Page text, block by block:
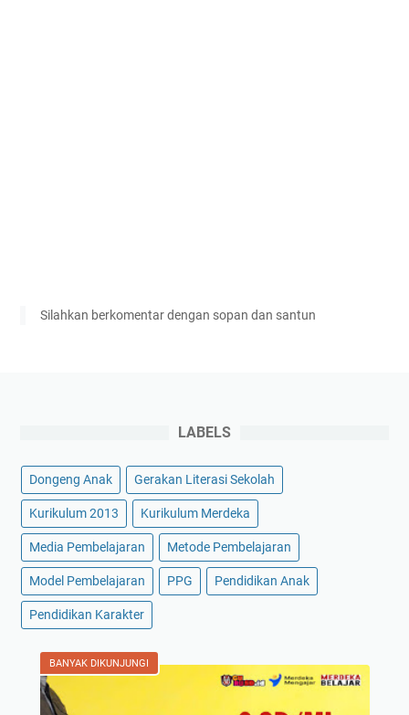
Silahkan berkomentar dengan sopan dan santun
LABELS
Dongeng Anak Gerakan Literasi Sekolah
Kurikulum 2013 Kurikulum Merdeka
Media Pembelajaran Metode Pembelajaran
Model Pembelajaran PPG Pendidikan Anak
Pendidikan Karakter
BANYAK DIKUNJUNGI